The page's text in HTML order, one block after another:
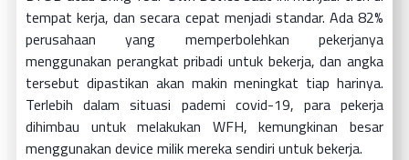
tempat kerja, dan secara cepat menjadi standar. Ada 82%
perusahaan yang memperbolehkan pekerjanya
menggunakan perangkat pribadi untuk bekerja, dan angka
tersebut dipastikan akan makin meningkat tiap harinya.
Terlebih dalam situasi pademi covid-19, para pekerja
dihimbau untuk melakukan WFH, kemungkinan besar
menggunakan device milik mereka sendiri untuk bekerja.